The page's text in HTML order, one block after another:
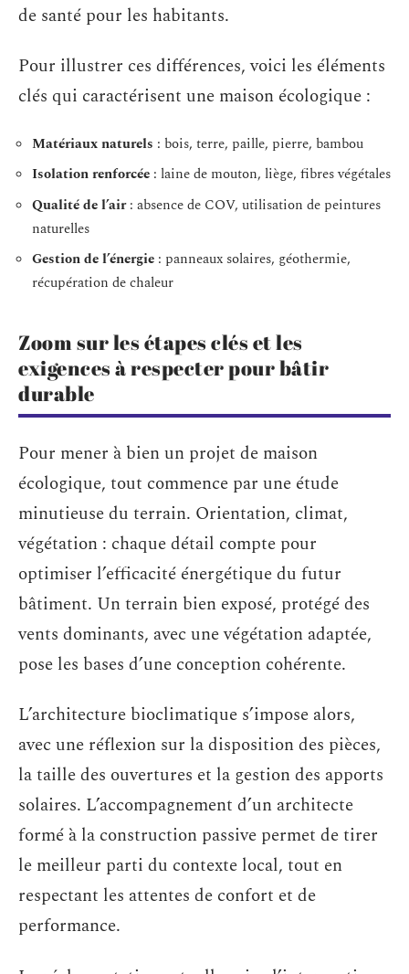
de santé pour les habitants.
Pour illustrer ces différences, voici les éléments
clés qui caractérisent une maison écologique :
Matériaux naturels : bois, terre, paille, pierre, bambou
Isolation renforcée : laine de mouton, liège, fibres végétales
Qualité de l’air: absence de COV, utilisation de peintures
naturelles
Gestion de l’énergie : panneaux solaires, géothermie,
récupération de chaleur
Zoom sur les étapes clés et les
exigences à respecter pour bâtir
durable
Pour mener à bien un projet de maison
écologique, tout commence par une étude
minutieuse du terrain. Orientation, climat,
végétation : chaque détail compte pour
optimiser l’efficacité énergétique du futur
bâtiment. Un terrain bien exposé, protégé des
vents dominants, avec une végétation adaptée,
pose les bases d’une conception cohérente.
L’architecture bioclimatique s’impose alors,
avec une réflexion sur la disposition des pièces,
la taille des ouvertures et la gestion des apports
solaires. L’accompagnement d’un architecte
formé à la construction passive permet de tirer
le meilleur parti du contexte local, tout en
respectant les attentes de confort et de
performance.